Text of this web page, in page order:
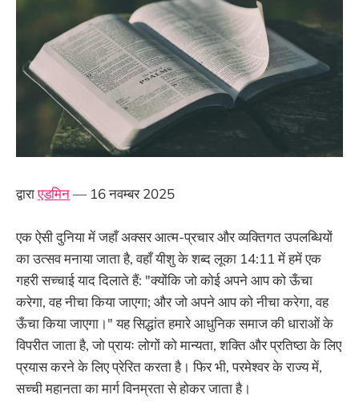
द्वाराएडमिन— 16 नवम्बर 2025
एक ऐसी दुनिया में जहाँ अक्सर आत्म-प्रचार और व्यक्तिगत उपलब्धियों
का उत्सव मनाया जाता है, वहाँ यीशु के शब्द लूका 14:11 में हमें एक
गहरी सच्चाई याद दिलाते हैं: "क्योंकि जो कोई अपने आप को ऊँचा
करेगा, वह नीचा किया जाएगा; और जो अपने आप को नीचा करेगा, वह
ऊँचा किया जाएगा।" यह सिद्धांत हमारे आधुनिक समाज की धाराओं के
विपरीत जाता है, जो प्रायः लोगों को मान्यता, शक्ति और प्रतिष्ठा के लिए
प्रयास करने के लिए प्रेरित करता है। फिर भी, परमेश्वर के राज्य में,
सच्ची महानता का मार्ग विनम्रता से होकर जाता है।